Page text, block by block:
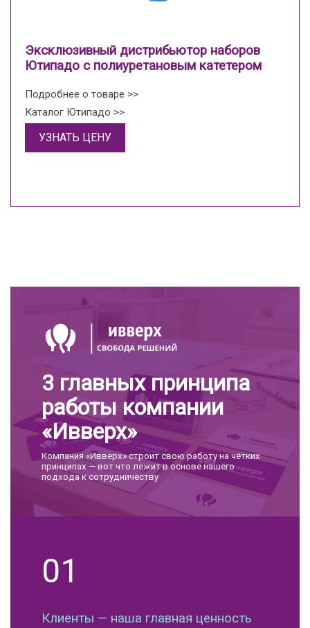
Эксклюзивный дистрибьютор наборов
Ютипадо с полиуретановым катетером
Подробнее о товаре >>
Каталог Ютипадо >>
УЗНАТЬ ЦЕНУ
3 главных принципа
работы компании
«Ивверх»
Компания «Ивверх» строит свою работу на чётких
принципах — вот что лежит в основе нашего
подхода к сотрудничеству
01
Клиенты — наша главная ценность